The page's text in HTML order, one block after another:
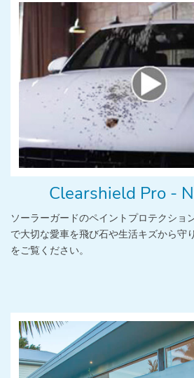
Clearshield Pro -
ソーラーガードのペイントプロテクショ
で大切な愛車を飛び石や生活キズから守
をご覧ください。